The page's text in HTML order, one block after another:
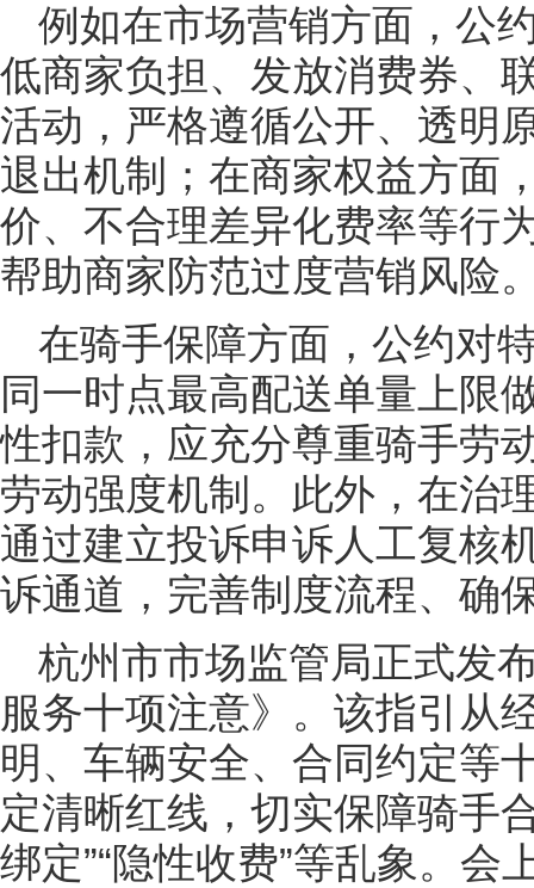
例如在市场营销方面，公
低商家负担、发放消费券、
活动，严格遵循公开、透明
退出机制；在商家权益方面
价、不合理差异化费率等行
帮助商家防范过度营销风险
在骑手保障方面，公约对
同一时点最高配送单量上限
性扣款，应充分尊重骑手劳
劳动强度机制。此外，在治
通过建立投诉申诉人工复核
诉通道，完善制度流程、确
杭州市市场监管局正式发
服务十项注意》。该指引从
明、车辆安全、合同约定等
定清晰红线，切实保障骑手
绑定”“隐性收费”等乱象。